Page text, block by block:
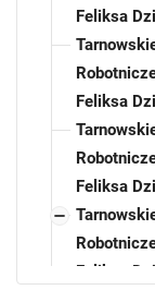
Feliksa
Feliksa
Feliksa
Feliksa